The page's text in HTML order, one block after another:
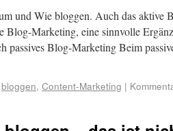
und Wie bloggen. Auch das aktive
Blog-Marketing, eine sinnvolle
Blog-Marketing Beim
bloggen, Content-Marketing |